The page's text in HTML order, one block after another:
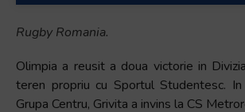
Rugby Romania.
Olimpia a reusit a doua victorie in
teren propriu cu Sportul Studentesc.
Grupa Centru, Grivita a invins la CS